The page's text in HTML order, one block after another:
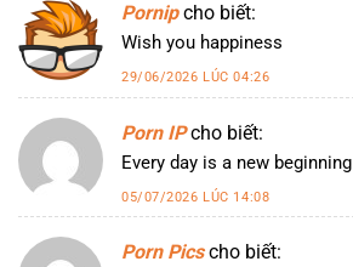
Pornip cho biết:
Wish you happiness
29/06/2026 LÚC 04:26
Porn IP cho biết:
Every day is a new beginning
05/07/2026 LÚC 14:08
Porn Pics cho biết: